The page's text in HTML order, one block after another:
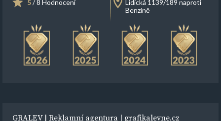
5/ 8 Hodnocení
Lidická 1139/189 naproti
Benzině
GRALEV | Reklamní agentura | grafikalevne.cz